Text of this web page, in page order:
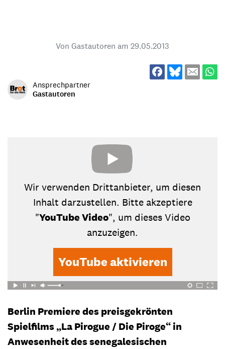
Von Gastautoren am 29.05.2013
Ansprechpartner
Gastautoren
Wir verwenden Drittanbieter, um diesen
Inhalt darzustellen. Bitte akzeptiere
"YouTube Video", um dieses Video
anzuzeigen.
YouTube aktivieren
Berlin Premiere des preisgekrönten
Spielfilms „La Pirogue / Die Piroge“ in
Anwesenheit des senegalesischen